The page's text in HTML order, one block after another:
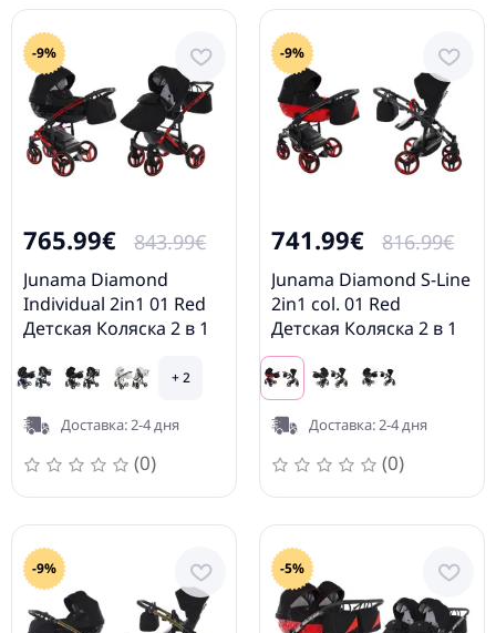
-9%
765.99€ 843.99€
Junama Diamond
Individual 2in1 01 Red
Детская Коляска 2 в 1
+ 2
Доставка: 2-4 дня
(0)
-9%
741.99€ 816.99€
Junama Diamond S-Line
2in1 col. 01 Red
Детская Коляска 2 в 1
Доставка: 2-4 дня
(0)
-9% -5%